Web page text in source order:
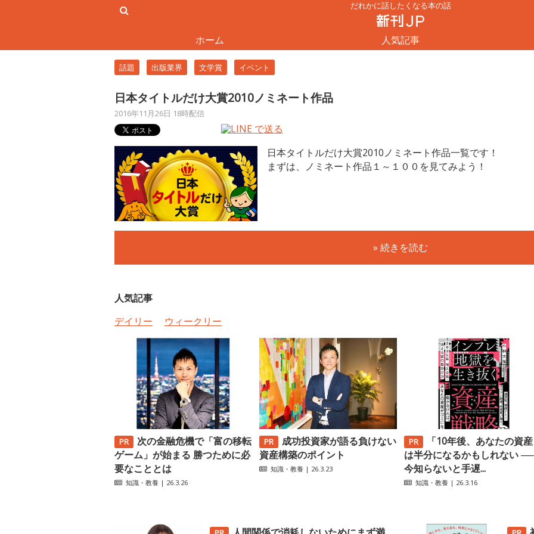
だれかに話したくなる本の話
ホーム 人気記事
話題 出版業界 文学賞 イベント
日本タイトルだけ大賞2010ノミネート作品
2016年11月26日 18時配信
日本タイトルだけ大賞2010ノミネート作品一覧です！
まずは、ノミネート作品１～１００を見てみよう！
» 続きを読む
人気記事
デイリー
ウィークリー
次の金融危機で「富の移転
ゲーム」が始まる 勝つために必
要なこととは
知識・教養 | 26.3.26
成功投資家が語る負けない
資産構築のポイント
知識・教養 | 26.3.23
「10年後、あなたの資産
は半分になるかもしれない ──
今知らないと手遅...
知識・教養 | 26.3.16